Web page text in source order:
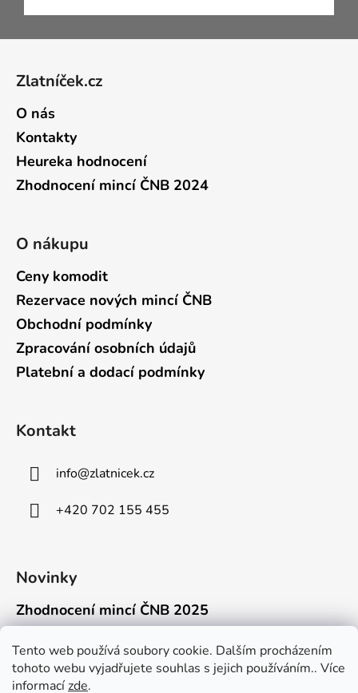
Tento web používá soubory cookie. Dalším procházením
tohoto webu vyjadřujete souhlas s jejich používáním.. Více
informacízde.
Zlatníček.cz
O nás
Kontakty
Heureka hodnocení
Zhodnocení mincí ČNB 2024
O nákupu
Ceny komodit
Rezervace nových mincí ČNB
Obchodní podmínky
Zpracování osobních údajů
Platební a dodací podmínky
Kontakt
info@zlatnicek.cz
+420 702 155 455
Novinky
Zhodnocení mincí ČNB 2025
Připravili jsme pro vás jednoduchý a př...
Mýty o přepravě zlatých mincí mimo EU